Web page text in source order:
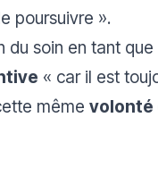
poursuivre ».
du soin en tant
« car il est
même volonté